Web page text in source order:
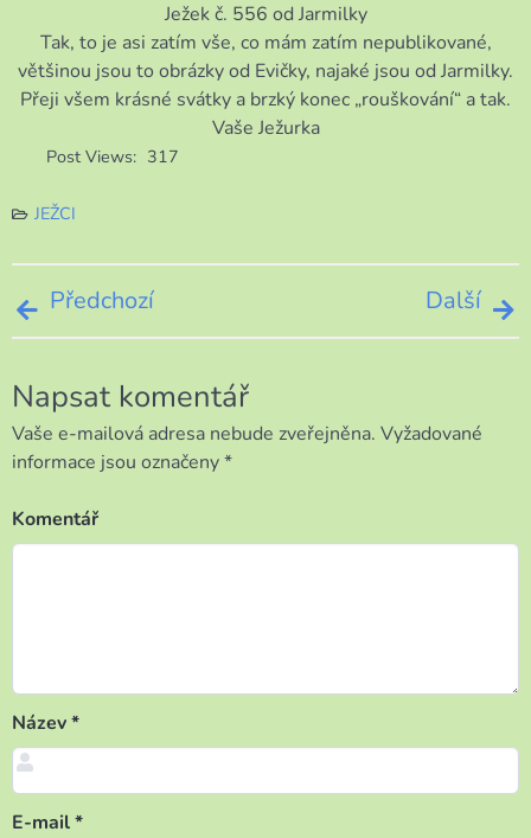
Ježek č. 556 od Jarmilky
Tak, to je asi zatím vše, co mám zatím nepublikované,
většinou jsou to obrázky od Evičky, najaké jsou od Jarmilky.
Přeji všem krásné svátky a brzký konec „rouškování“ a tak.
Vaše Ježurka
Post Views: 317
JEŽCI
Navigace
příspěvek
Předchozí Další
Napsat komentář
Vaše e-mailová adresa nebude zveřejněna. Vyžadované
informace jsou označeny*
Komentář
Název*
E-mail*